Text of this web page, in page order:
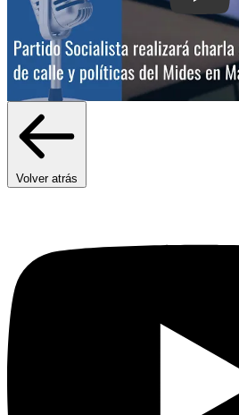
Volver atrás